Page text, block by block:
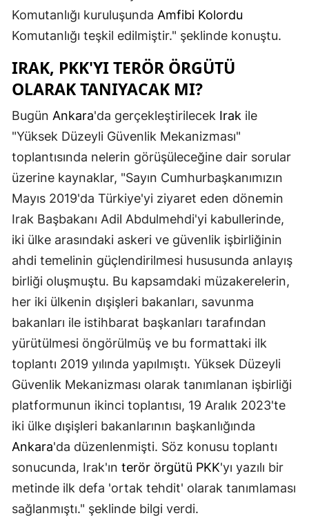
Komutanlığı kuruluşunda Amfibi Kolordu
Komutanlığı teşkil edilmiştir." şeklinde konuştu.
IRAK, PKK'YI TERÖR ÖRGÜTÜ
OLARAK TANIYACAK MI?
Bugün Ankara'da gerçekleştirilecek Irak ile
"Yüksek Düzeyli Güvenlik Mekanizması"
toplantısında nelerin görüşüleceğine dair sorular
üzerine kaynaklar, "Sayın Cumhurbaşkanımızın
Mayıs 2019'da Türkiye'yi ziyaret eden dönemin
Irak Başbakanı Adil Abdulmehdi'yi kabullerinde,
iki ülke arasındaki askeri ve güvenlik işbirliğinin
ahdi temelinin güçlendirilmesi hususunda anlayış
birliği oluşmuştu. Bu kapsamdaki müzakerelerin,
her iki ülkenin dışişleri bakanları, savunma
bakanları ile istihbarat başkanları tarafından
yürütülmesi öngörülmüş ve bu formattaki ilk
toplantı 2019 yılında yapılmıştı. Yüksek Düzeyli
Güvenlik Mekanizması olarak tanımlanan işbirliği
platformunun ikinci toplantısı, 19 Aralık 2023'te
iki ülke dışişleri bakanlarının başkanlığında
Ankara'da düzenlenmişti. Söz konusu toplantı
sonucunda, Irak'ın terör örgütü PKK'yı yazılı bir
metinde ilk defa 'ortak tehdit' olarak tanımlaması
sağlanmıştı." şeklinde bilgi verdi.